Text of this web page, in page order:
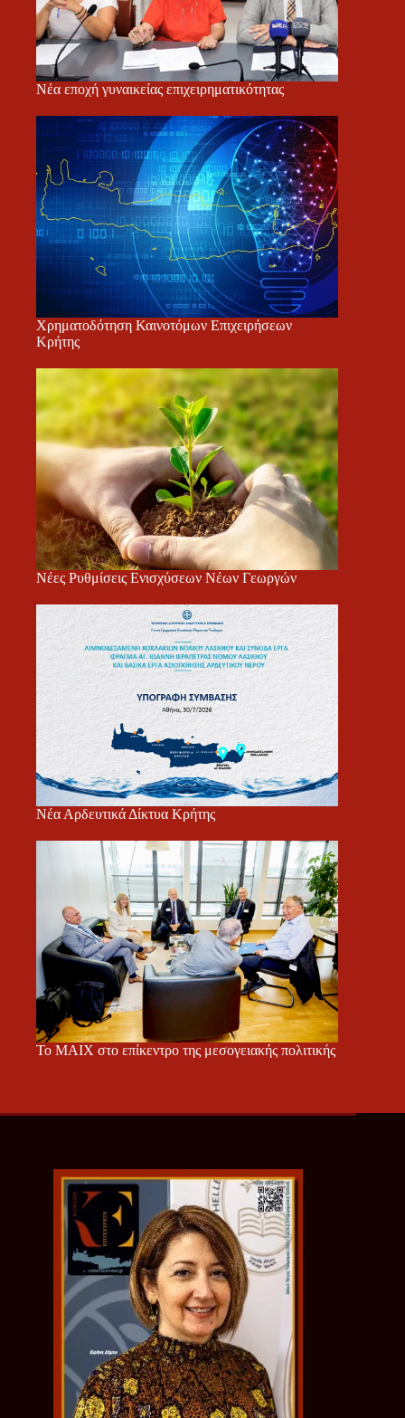
Νέα εποχή γυναικείας επιχειρηματικότητας
Χρηματοδότηση Καινοτόμων Επιχειρήσεων
Κρήτης
Νέες Ρυθμίσεις Ενισχύσεων Νέων Γεωργών
Νέα Αρδευτικά Δίκτυα Κρήτης
Το ΜΑΙΧ στο επίκεντρο της μεσογειακής πολιτικής